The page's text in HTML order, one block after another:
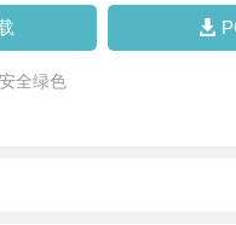
全绿色